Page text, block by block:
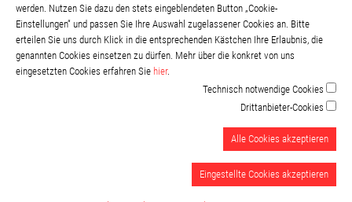
werden. Nutzen Sie dazu den stets eingeblendeten Button „Cookie-
Einstellungen“ und passen Sie Ihre Auswahl zugelassener Cookies an. Bitte
erteilen Sie uns durch Klick in die entsprechenden Kästchen Ihre Erlaubnis, die
genannten Cookies einsetzen zu dürfen. Mehr über die konkret von uns
eingesetzten Cookies erfahren Sie hier.
Technisch notwendige Cookies
Drittanbieter-Cookies
Alle Cookies akzeptieren
Eingestellte Cookies akzeptieren
Datenschutzerklärung